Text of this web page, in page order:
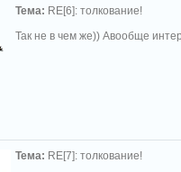
Тема: RE[6]: толкование!
Так не в чем же)) Авообще
Тема: RE[7]: толкование!